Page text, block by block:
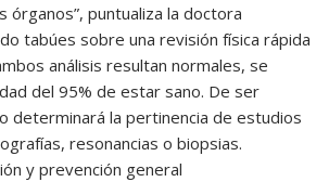
órganos”, puntualiza la doctora
tabúes sobre una revisión física rápida
análisis resultan normales, se
del 95% de estar sano. De ser
determinará la pertinencia de estudios
resonancias o biopsias.
y prevención general